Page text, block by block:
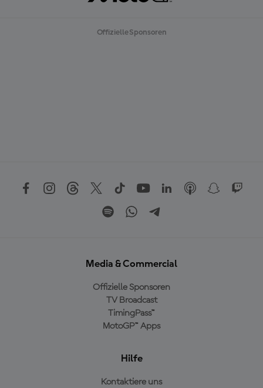
Offizielle Sponsoren
Media & Commercial
Offizielle Sponsoren
TV Broadcast
TimingPass™
MotoGP™ Apps
Hilfe
Kontaktiere uns